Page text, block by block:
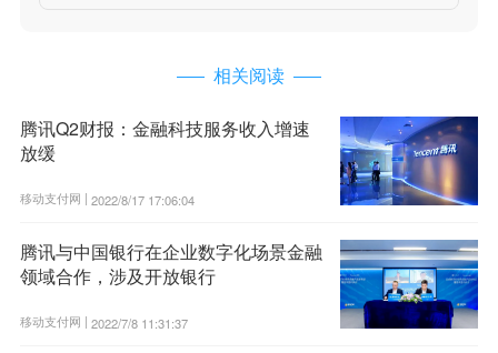
相关阅读
腾讯Q2财报：金融科技服务收入增速
放缓
移动支付网 | 2022/8/17 17:06:04
腾讯与中国银行在企业数字化场景金融
领域合作，涉及开放银行
移动支付网 | 2022/7/8 11:31:37